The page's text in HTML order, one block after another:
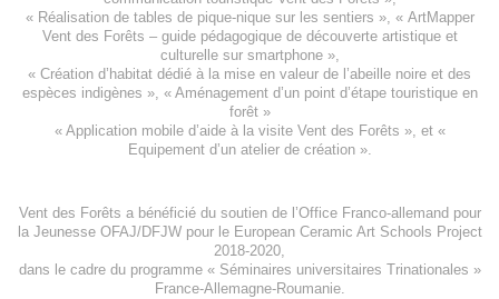
« Réalisation de tables de pique-nique sur les sentiers », « ArtMapper
Vent des Forêts – guide pédagogique de découverte artistique et
culturelle sur smartphone »,
« Création d’habitat dédié à la mise en valeur de l’abeille noire et des
espèces indigènes », « Aménagement d’un point d’étape touristique en
forêt»
« Application mobile d’aide à la visite Vent des Forêts », et «
Equipement d’un atelier de création».
Vent des Forêts a bénéficié du soutien de l’Office Franco-allemand pour
la Jeunesse OFAJ/DFJWpour leEuropean Ceramic Art Schools Project
2018-2020
dans le cadre du programme « Séminaires universitaires Trinationales »
France-Allemagne-Roumanie.